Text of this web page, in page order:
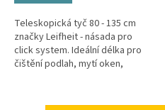
5
hvězdiček.
Teleskopická tyč 80 - 135 cm
značky Leifheit - násada pro
click system. Ideální délka pro
čištění podlah, mytí oken,